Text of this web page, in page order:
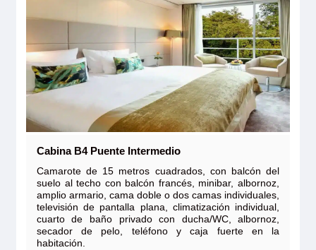
Cabina B4 Puente Intermedio
Camarote de 15 metros cuadrados, con balcón del
suelo al techo con balcón francés, minibar, albornoz,
amplio armario, cama doble o dos camas individuales,
televisión de pantalla plana, climatización individual,
cuarto de baño privado con ducha/WC, albornoz,
secador de pelo, teléfono y caja fuerte en la
habitación.